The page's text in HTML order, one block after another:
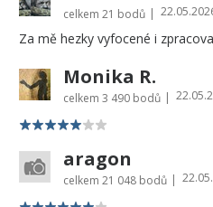
celkem 21 bodů |
Za mě hezky vyfocené i
Monika R.
celkem 3 490 bodů |
aragon
celkem 21 048 bodů |